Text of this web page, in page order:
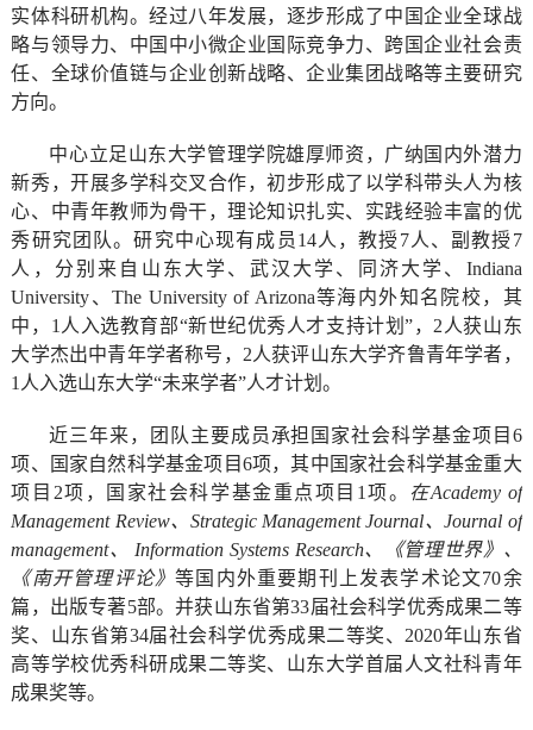
实体科研机构。经过八年发展，逐步形成了中国企业全球战
略与领导力、中国中小微企业国际竞争力、跨国企业社会责
任、全球价值链与企业创新战略、企业集团战略等主要研究
方向。
中心立足山东大学管理学院雄厚师资，广纳国内外潜力
新秀，开展多学科交叉合作，初步形成了以学科带头人为核
心、中青年教师为骨干，理论知识扎实、实践经验丰富的优
秀研究团队。研究中心现有成员 14人，教授7人、副教授7
人，分别来自山东大学、武汉大学、同济大学、 Indiana
University、The University of Arizona等海内外知名院校，其
中， 1 人入选教育部“新世纪优秀人才支持计划”， 2 人获山东
大学杰出中青年学者称号， 2人获评山东大学齐鲁青年学者，
1 人入选山东大学“未来学者”人才计划。
近三年来，团队主要成员承担国家社会科学基金项目 6
项、国家自然科学基金项目6项，其中国家社会科学基金重大
项目 2项，国家社会科学基金重点项目 1 项。 在Academy of
Management Review、 Strategic Management Journal、Journal of
management、 Information Systems Research、《管理世界》、
《南开管理评论》等国内外重要期刊上发表学术论文70余
篇，出版专著5部。并获山东省第33届社会科学优秀成果二等
奖、山东省第34届社会科学优秀成果二等奖、 2020年山东省
高等学校优秀科研成果二等奖、山东大学首届人文社科青年
成果奖等。